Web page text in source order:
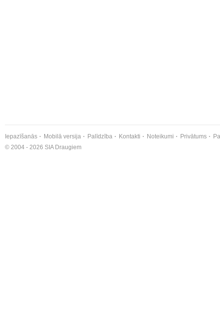
Iepazīšanās Mobilā versija Palīdzība Kontakti Noteikumi Privātums
© 2004 - 2026 SIA Draugiem